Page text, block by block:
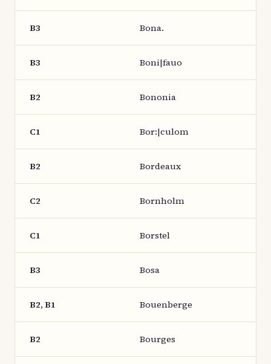
B3 Bona.
B3 Boni|fauo
B2 Bononia
C1 Bor:|culom
B2 Bordeaux
C2 Bornholm
C1 Borstel
B3 Bosa
B2, B1 Bouenberge
B2 Bourges